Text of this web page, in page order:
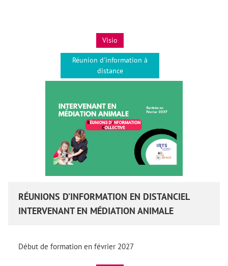
Visio
Réunion d'information à
distance
RÉUNIONS D’INFORMATION EN DISTANCIEL
INTERVENANT EN MÉDIATION ANIMALE
Début de formation en février 2027